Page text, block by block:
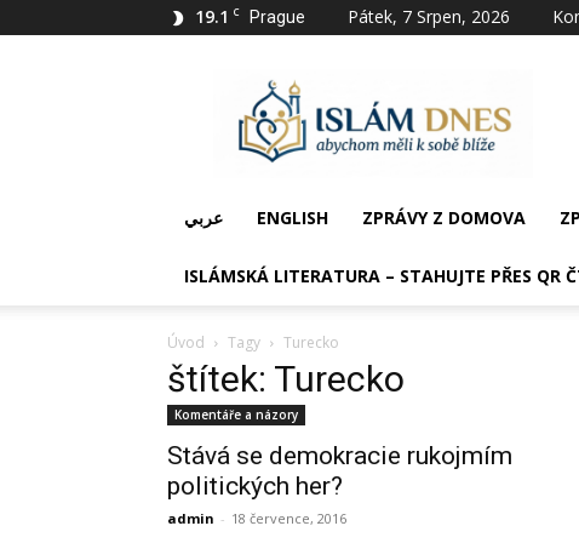
19.1 C Prague Pátek, 7 Srpen, 2026
عربي ENGLISH ZPRÁVY Z DOMOVA
ISLÁMSKÁ LITERATURA – STAHUJTE PŘES QR
Úvod Tagy Turecko
štítek: Turecko
Komentáře a názory
Stává se demokracie rukojmím
politických her?
admin - 18 července, 2016